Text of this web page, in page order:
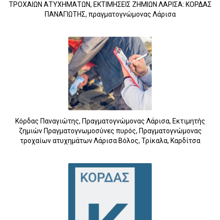
ΤΡΟΧΑΙΩΝ ΑΤΥΧΗΜΑΤΩΝ, ΕΚΤΙΜΗΣΕΙΣ ΖΗΜΙΩΝ ΛΑΡΙΣΑ: ΚΟΡΔΑΣ
ΠΑΝΑΓΙΩΤΗΣ, πραγματογνώμονας Λάρισα
Κόρδας Παναγιώτης, Πραγματογνώμονας Λάρισα, Εκτιμητής
ζημιών Πραγματογνωμοσύνες πυρός, Πραγματογνώμονας
τροχαίων ατυχημάτων Λάρισα Βόλος, Τρίκαλα, Καρδίτσα